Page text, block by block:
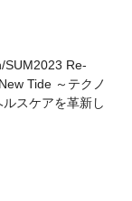
SUM2023 Re-
Tide ～テクノ
ルスケアを革新し